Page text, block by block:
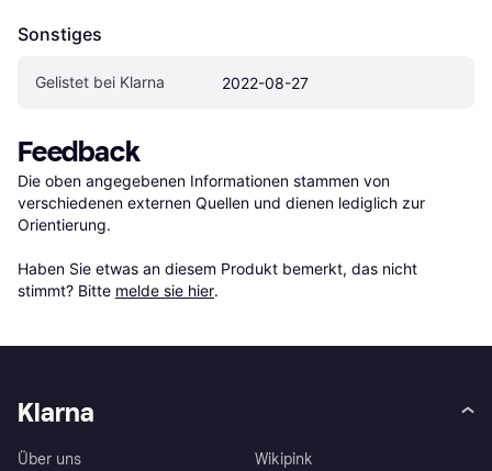
Sonstiges
Gelistet bei Klarna 2022-08-27
Feedback
Die oben angegebenen Informationen stammen von
verschiedenen externen Quellen und dienen lediglich zur
Orientierung.
Haben Sie etwas an diesem Produkt bemerkt, das nicht
stimmt? Bitte melde sie hier.
Klarna
Über uns
Wikipink